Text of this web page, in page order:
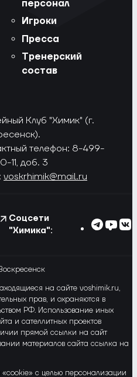
персонал
Игроки
Пресса
Тренерский
состав
Клуб "Химик" (г.
телефон: 8-499-
11, доб. 3
voskrhimik@mail.ru
Соцсети
"Химика":
на сайте voshimik.ru,
прав, и охраняются в
РФ. Использование иных
и сателлитных проектов
прямой ссылки на сайт
материалов сайта ссылка на
«cookie» с целью персонализации